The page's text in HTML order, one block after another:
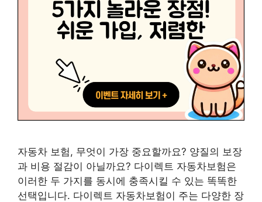
자동차 보험, 무엇이 가장 중요할까요? 양질의 보장
과 비용 절감이 아닐까요? 다이렉트 자동차보험은
이러한 두 가지를 동시에 충족시킬 수 있는 똑똑한
선택입니다. 다이렉트 자동차보험이 주는 다양한 장